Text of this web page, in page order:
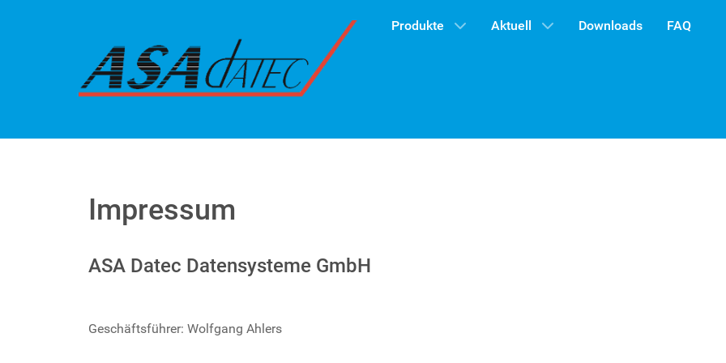
Produkte Aktuell Downloads FAQ
Impressum
ASA Datec Datensysteme GmbH
Geschäftsführer: Wolfgang Ahlers